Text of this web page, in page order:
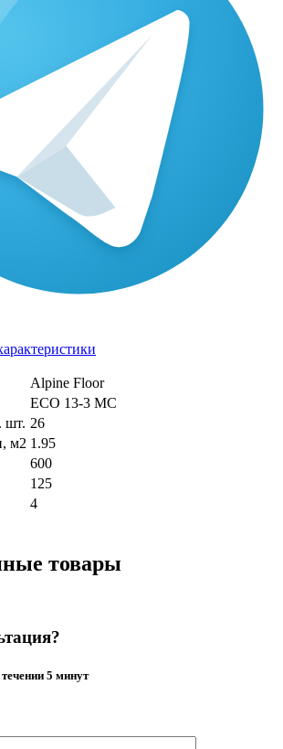
Alpine Floor
ЕСО 13-3 MC
шт. 26
м2 1.95
600
125
4
товары
5 минут